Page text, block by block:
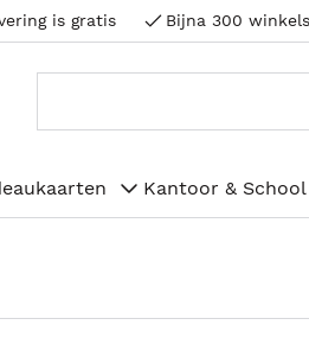
is gratis Bijna 300 winkels
Kantoor & School